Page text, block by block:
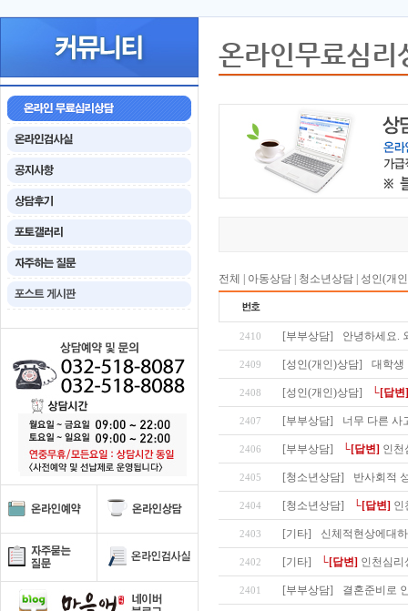
온라인무료심리
전체 아동상담 청소년상담 성인(개
2410 [부부상담] 안녕하세요.
2409 [성인(개인)상담] 대학생
2408 [성인(개인)상담] └[답변]
2407 [부부상담] 너무 다른 사
2406 [부부상담] └[답변] 인천
2405 [청소년상담] 반사회적
2404 [청소년상담] └[답변] 인
2403 [기타] 신체적현상에대
2402 [기타] └[답변] 인천심리
2401 [부부상담] 결혼준비로